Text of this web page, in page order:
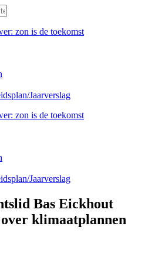
zon is de toekomst
Jaarverslag
zon is de toekomst
Jaarverslag
Bas Eickhout
klimaatplannen